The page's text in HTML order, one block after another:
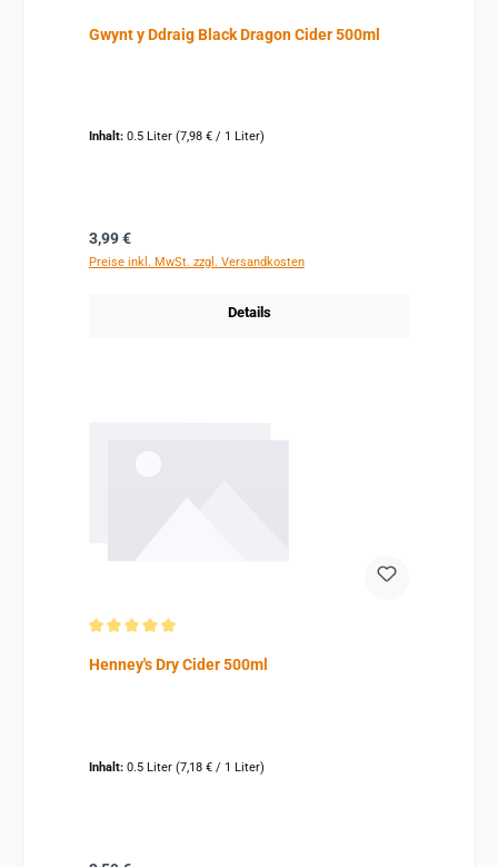
Gwynt y Ddraig Black Dragon Cider 500ml
Inhalt: 0.5 Liter (7,98 € / 1 Liter)
Regulärer Preis:
3,99 €
Preise inkl. MwSt. zzgl. Versandkosten
Details
Henney's Dry Cider 500ml
Inhalt: 0.5 Liter (7,18 € / 1 Liter)